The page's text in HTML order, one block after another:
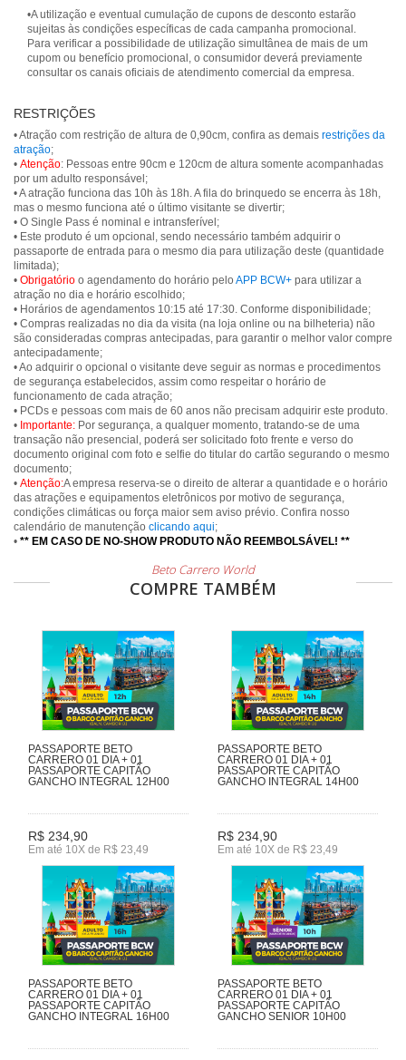
•A utilização e eventual cumulação de cupons de desconto estarão
sujeitas às condições específicas de cada campanha promocional.
Para verificar a possibilidade de utilização simultânea de mais de um
cupom ou benefício promocional, o consumidor deverá previamente
consultar os canais oficiais de atendimento comercial da empresa.
RESTRIÇÕES
• Atração com restrição de altura de 0,90cm, confira as demais restrições da
atração;
• Atenção: Pessoas entre 90cm e 120cm de altura somente acompanhadas
por um adulto responsável;
• A atração funciona das 10h às 18h. A fila do brinquedo se encerra às 18h,
mas o mesmo funciona até o último visitante se divertir;
• O Single Pass é nominal e intransferível;
• Este produto é um opcional, sendo necessário também adquirir o
passaporte de entrada para o mesmo dia para utilização deste (quantidade
limitada);
• Obrigatório o agendamento do horário pelo APP BCW+ para utilizar a
atração no dia e horário escolhido;
• Horários de agendamentos 10:15 até 17:30. Conforme disponibilidade;
• Compras realizadas no dia da visita (na loja online ou na bilheteria) não
são consideradas compras antecipadas, para garantir o melhor valor compre
antecipadamente;
• Ao adquirir o opcional o visitante deve seguir as normas e procedimentos
de segurança estabelecidos, assim como respeitar o horário de
funcionamento de cada atração;
• PCDs e pessoas com mais de 60 anos não precisam adquirir este produto.
• Importante: Por segurança, a qualquer momento, tratando-se de uma
transação não presencial, poderá ser solicitado foto frente e verso do
documento original com foto e selfie do titular do cartão segurando o mesmo
documento;
• Atenção:A empresa reserva-se o direito de alterar a quantidade e o horário
das atrações e equipamentos eletrônicos por motivo de segurança,
condições climáticas ou força maior sem aviso prévio. Confira nosso
calendário de manutenção clicando aqui;
• ** EM CASO DE NO-SHOW PRODUTO NÃO REEMBOLSÁVEL! **
Beto Carrero World
COMPRE TAMBÉM
PASSAPORTE BETO
CARRERO 01 DIA + 01
PASSAPORTE CAPITÃO
GANCHO INTEGRAL 12H00
R$ 234,90
Em até 10X de R$ 23,49
PASSAPORTE BETO
CARRERO 01 DIA + 01
PASSAPORTE CAPITÃO
GANCHO INTEGRAL 14H00
R$ 234,90
Em até 10X de R$ 23,49
PASSAPORTE BETO
CARRERO 01 DIA + 01
PASSAPORTE CAPITÃO
GANCHO INTEGRAL 16H00
PASSAPORTE BETO
CARRERO 01 DIA + 01
PASSAPORTE CAPITÃO
GANCHO SENIOR 10H00